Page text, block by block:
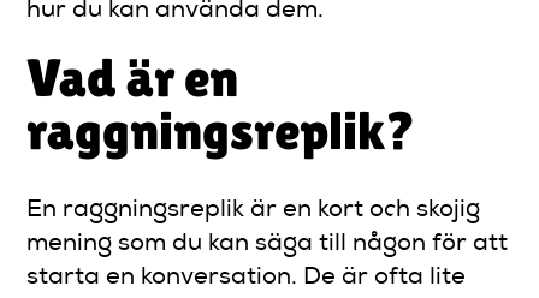
hur du kan använda dem.
Vad är en
raggningsreplik?
En raggningsreplik är en kort och skojig
mening som du kan säga till någon för att
starta en konversation. De är ofta lite